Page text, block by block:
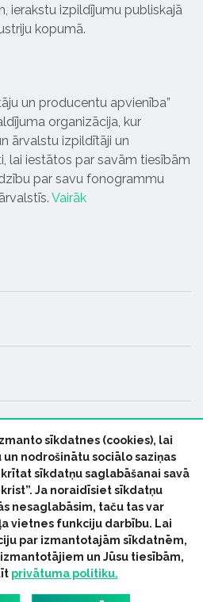
ierakstu izpildījumu publiskajā
kopumā.
un producentu apvienība”
organizācija, kur
ārvalstu izpildītāji un
lai iestātos par savām tiesībām
par savu fonogrammu
Vairāk
SŪTĪT
visas tiesības paturētas
Ziņas
Industrijas Ziņas
Biznesam Latvijas oficiālais
sīkdatnes (cookies), lai
nodrošinātu sociālo saziņas
sīkdatņu saglabāšanai savā
Ja noraidīsiet sīkdatņu
nesaglabāsim, taču tas var
vietnes funkciju darbību. Lai
par izmantotajām sīkdatnēm,
un Jūsu tiesībām,
privātuma politiku.